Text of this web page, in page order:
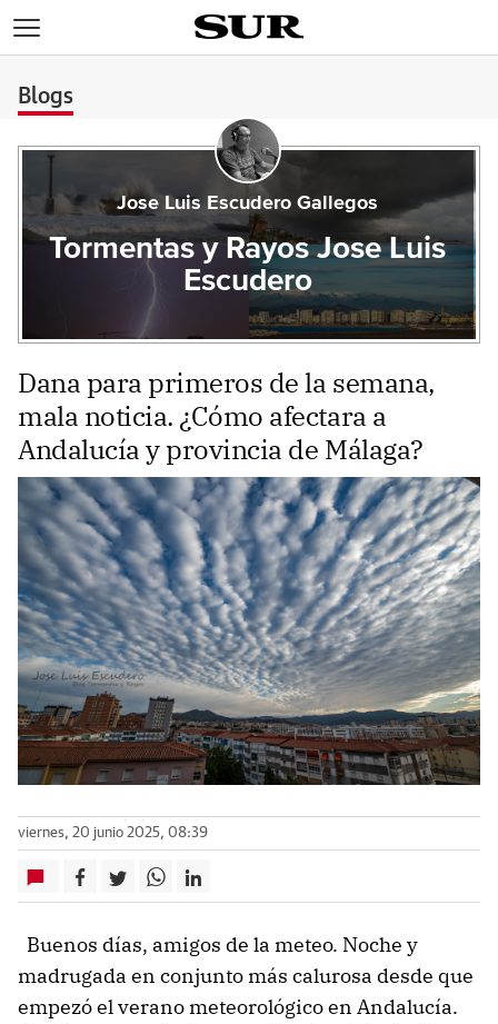
Blogs
Jose Luis Escudero Gallegos
Tormentas y Rayos Jose Luis
Escudero
Dana para primeros de la semana,
mala noticia. ¿Cómo afectara a
Andalucía y provincia de Málaga?
viernes, 20 junio 2025, 08:39
Buenos días, amigos de la meteo. Noche y
madrugada en conjunto más calurosa desde que
empezó el verano meteorológico en Andalucía.